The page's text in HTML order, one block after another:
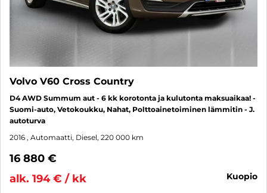
Volvo V60 Cross Country
D4 AWD Summum aut - 6 kk korotonta ja kulutonta maksuaikaa! -
Suomi-auto, Vetokoukku, Nahat, Polttoainetoiminen lämmitin - J.
autoturva
2016 , Automaatti, Diesel, 220 000 km
16 880 €
alk. 194 € / kk
kuopio